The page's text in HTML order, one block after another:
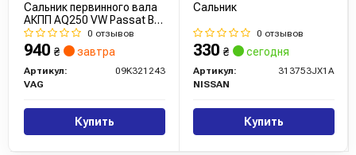
Сальник первинного вала
АКПП AQ250 VW Passat B7
B8 (09K321243) VAG
0 отзывов
940 ₴ завтра
Артикул:
09K321243
VAG
Купить
Сальник
0 отзывов
330 ₴ сегодня
Артикул:
313753JX1A
NISSAN
Купить